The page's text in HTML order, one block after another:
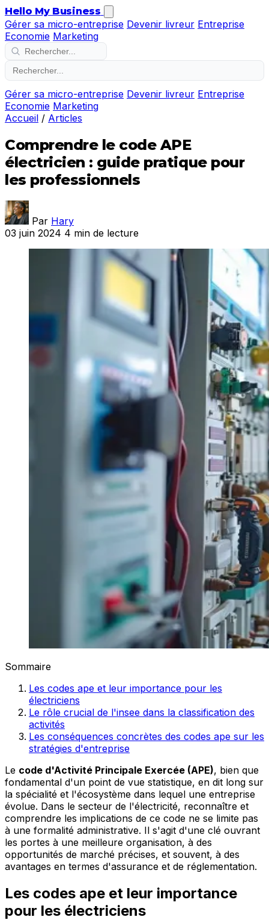
Hello My Business
Gérer sa micro-entreprise Devenir livreur Entreprise
Economie Marketing
Gérer sa micro-entreprise Devenir livreur Entreprise
Economie Marketing
Accueil / Articles
Comprendre le code APE
électricien : guide pratique pour
les professionnels
Par Hary
03 juin 2024 4 min de lecture
Sommaire
Les codes ape et leur importance pour les
électriciens
Le rôle crucial de l'insee dans la classification des
activités
Les conséquences concrètes des codes ape sur les
stratégies d'entreprise
Le code d'Activité Principale Exercée (APE), bien que
fondamental d'un point de vue statistique, en dit long sur
la spécialité et l'écosystème dans lequel une entreprise
évolue. Dans le secteur de l'électricité, reconnaître et
comprendre les implications de ce code ne se limite pas
à une formalité administrative. Il s'agit d'une clé ouvrant
les portes à une meilleure organisation, à des
opportunités de marché précises, et souvent, à des
avantages en termes d'assurance et de réglementation.
Les codes ape et leur importance
pour les électriciens